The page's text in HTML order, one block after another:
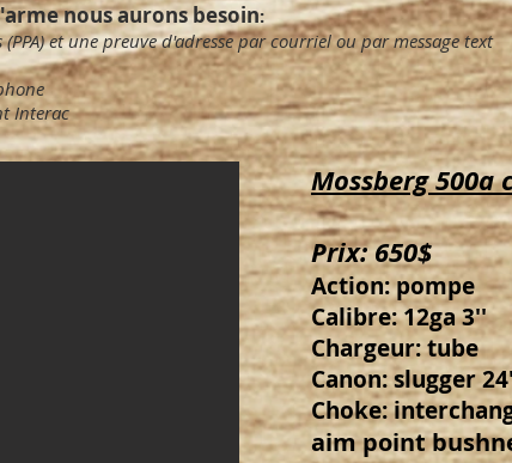
nous aurons besoin:
et une preuve d'adresse par courriel ou par message text
Interac
Mossberg 500a
Prix: 650$
Action: pompe
Calibre: 12ga 3''
Chargeur: tube
Canon: slugger
Choke:
​aim point